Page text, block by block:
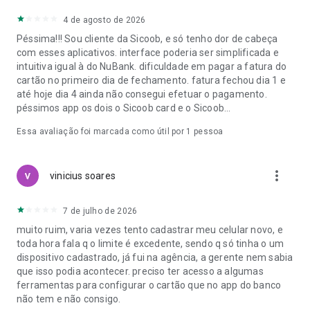
4 de agosto de 2026
Péssima!!! Sou cliente da Sicoob, e só tenho dor de cabeça
com esses aplicativos. interface poderia ser simplificada e
intuitiva igual à do NuBank. dificuldade em pagar a fatura do
cartão no primeiro dia de fechamento. fatura fechou dia 1 e
até hoje dia 4 ainda não consegui efetuar o pagamento.
péssimos app os dois o Sicoob card e o Sicoob...
Essa avaliação foi marcada como útil por 1 pessoa
vinicius soares more_vert
7 de julho de 2026
muito ruim, varia vezes tento cadastrar meu celular novo, e
toda hora fala q o limite é excedente, sendo q só tinha o um
dispositivo cadastrado, já fui na agência, a gerente nem sabia
que isso podia acontecer. preciso ter acesso a algumas
ferramentas para configurar o cartão que no app do banco
não tem e não consigo.